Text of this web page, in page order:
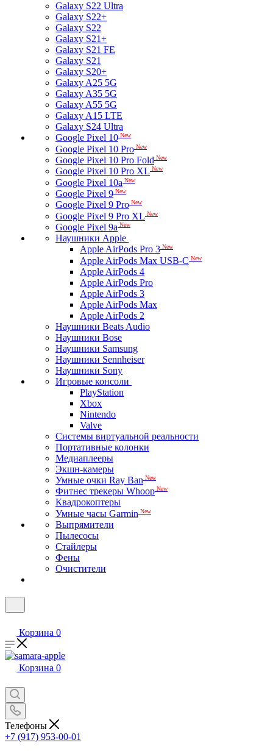
Galaxy S22 Ultra
Galaxy S22+
Galaxy S22
Galaxy S21+
Galaxy S21 FE
Galaxy S21
Galaxy S20+
Galaxy A25 5G
Galaxy A35 5G
Galaxy A55 5G
Galaxy A15 LTE
Galaxy S24 Ultra
Google Pixel 10 New
Google Pixel 10 Pro New
Google Pixel 10 Pro Fold New
Google Pixel 10 Pro XL New
Google Pixel 10a New
Google Pixel 9 New
Google Pixel 9 Pro New
Google Pixel 9 Pro XL New
Google Pixel 9a New
Наушники Apple
Apple AirPods Pro 3 New
Apple AirPods Max USB-C New
Apple AirPods 4
Apple AirPods Pro
Apple AirPods 3
Apple AirPods Max
Apple AirPods 2
Наушники Beats Audio
Наушники Bose
Наушники Samsung
Наушники Sennheiser
Наушники Sony
Игровые консоли
PlayStation
Xbox
Nintendo
Valve
Системы виртуальной реальности
Портативные колонки
Медиаплееры
Экшн-камеры
Умные очки Ray Ban New
Фитнес трекеры Whoop New
Квадрокоптеры
Умные часы Garmin New
Выпрямители
Пылесосы
Стайлеры
Фены
Очистители
Корзина 0
Корзина 0
Телефоны
+7 (917) 953-00-01